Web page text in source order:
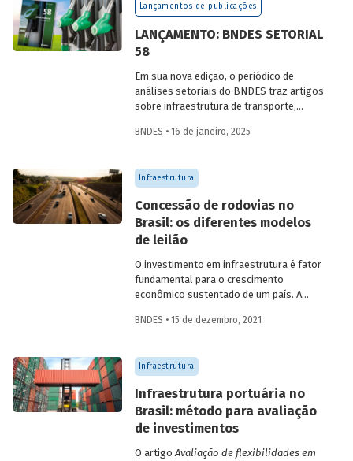
Lançamentos de publicações
LANÇAMENTO: BNDES SETORIAL
58
Em sua nova edição, o periódico de
análises setoriais do BNDES traz artigos
sobre infraestrutura de transporte,
sustentáveis, mercado de aeronaves,
BNDES • 16 de janeiro, 2025
Infraestrutura
Concessão de rodovias no
Brasil: os diferentes modelos
de leilão
O investimento em infraestrutura é fator
fundamental para o crescimento
econômico sustentado de um país. A
concessões rodoviárias começaram a ser
sem comprometer os investimentos no
setor. Saiba mais sobre os diferentes
modelos de leilão adotados nas
concessões de rodovias realizadas no
país.
BNDES • 15 de dezembro, 2021
Infraestrutura
Infraestrutura portuária no
Brasil: método para avaliação
de investimentos
O artigoAvaliação de flexibilidades em